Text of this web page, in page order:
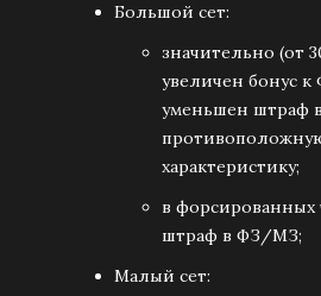
Большой сет:
значительно (от
увеличен бонус
уменьшен штраф в
характеристику;
в форсированных
штраф в ФЗ/МЗ;
Малый сет: